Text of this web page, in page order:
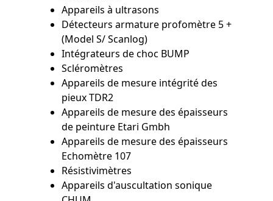
Appareils à ultrasons
Détecteurs armature profomètre 5 +
(Model S/ Scanlog)
Intégrateurs de choc BUMP
Scléromètres
Appareils de mesure intégrité des
pieux TDR2
Appareils de mesure des épaisseurs
de peinture Etari Gmbh
Appareils de mesure des épaisseurs
Echomètre 107
Résistivimètres
Appareils d'auscultation sonique